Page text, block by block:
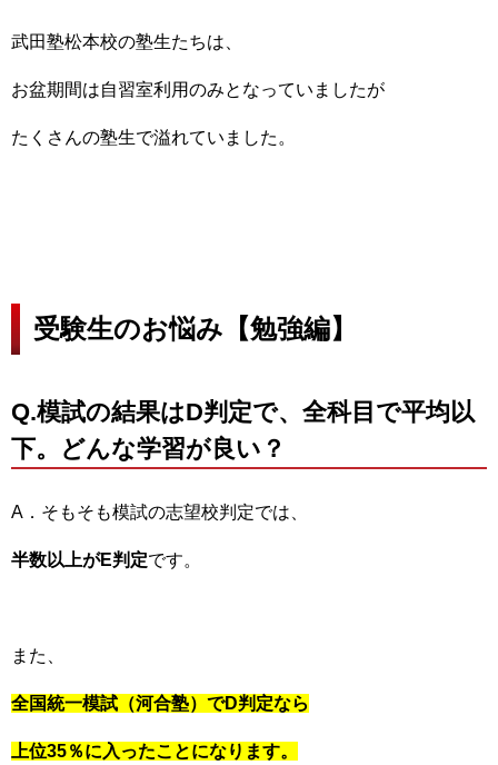
武田塾松本校の塾生たちは、
お盆期間は自習室利用のみとなっていましたが
たくさんの塾生で溢れていました。
受験生のお悩み【勉強編】
Q.模試の結果はD判定で、全科目で平均以
下。どんな学習が良い？
A．そもそも模試の志望校判定では、
半数以上がE判定です。
また、
全国統一模試（河合塾）でD判定なら
上位35％に入ったことになります。